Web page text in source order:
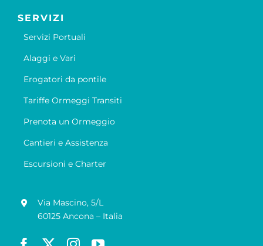
SERVIZI
Servizi Portuali
Alaggi e Vari
Erogatori da pontile
Tariffe Ormeggi Transiti
Prenota un Ormeggio
Cantieri e Assistenza
Escursioni e Charter
Via Mascino, 5/L
60125 Ancona – Italia